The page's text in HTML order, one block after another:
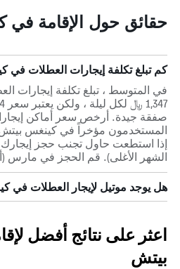
حقائق حول الإقامة
كم تبلغ تكلفة إيجارات العطلات في
في المتوسط ، تبلغ تكلفة إيجارات
صفقة جيدة. أرخص سعر أماكن
إذا استطعت حاول تجنب حجز
الشهر الأغلى). قم الحجز في مارس
هل يوجد موتيل لإيجار العطلات في
اعثر على نتائج أفضل
بيتش